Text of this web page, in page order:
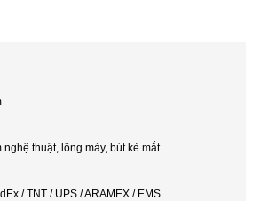
nghệ thuật, lông mày, bút kẻ mắt
/ TNT / UPS / ARAMEX / EMS